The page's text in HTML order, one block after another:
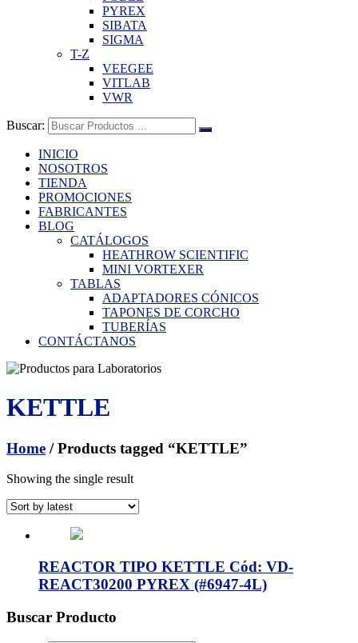
PYREX
SIBATA
SIGMA
T-Z
VEEGEE
VITLAB
VWR
Buscar:
INICIO
NOSOTROS
TIENDA
PROMOCIONES
FABRICANTES
BLOG
CATÁLOGOS
HEATHROW SCIENTIFIC
MINI VORTEXER
TABLAS
ADAPTADORES CÓNICOS
TAPONES DE CORCHO
TUBERÍAS
CONTÁCTANOS
KETTLE
Home / Products tagged “KETTLE”
Showing the single result
REACTOR TIPO KETTLE Cód: VD-
REACT30200 PYREX (#6947-4L)
Buscar Producto